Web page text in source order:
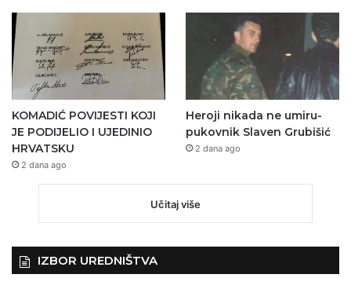
KOMADIĆ POVIJESTI KOJI
JE PODIJELIO I UJEDINIO
HRVATSKU
2 dana ago
Heroji nikada ne umiru-
pukovnik Slaven Grubišić
2 dana ago
Učitaj više
IZBOR UREDNIŠTVA